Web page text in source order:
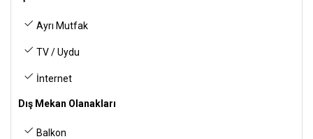
Ayrı Mutfak
TV / Uydu
İnternet
Dış Mekan Olanakları
Balkon